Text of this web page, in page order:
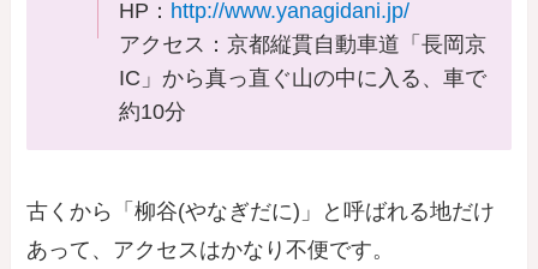
HP： http://www.yanagidani.jp/
アクセス：京都縦貫自動車道「長岡京
IC」から真っ直ぐ山の中に入る、車で
約10分
古くから「柳谷(やなぎだに)」と呼ばれる地だけ
あって、アクセスはかなり不便です。